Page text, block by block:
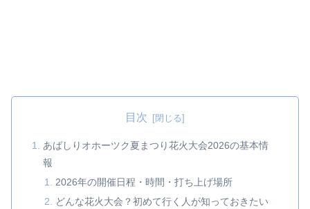
目次
あばしりオホーツク夏まつり花火大会2026の基本情
報
2026年の開催日程・時間・打ち上げ場所
どんな花火大会？初めて行く人が知っておきたい